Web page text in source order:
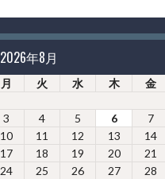
2026年8月
月 火 水 木 金
3
4 5 6 7
10
11 12 13 14
17
18 19 20 21
24
25 26 27 28